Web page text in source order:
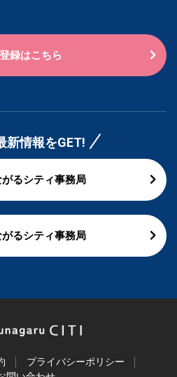
録はこちら
新情報をGET!
るシティ事務局
るシティ事務局
プライバシーポリシー